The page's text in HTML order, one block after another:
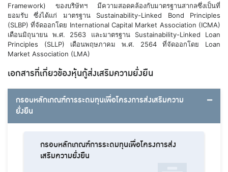
Framework) ของบริษัทฯ มีความสอดคล้องกับมาตรฐานสากลซึ่งเป็นที่
ยอมรับ ซึ่งได้แก่ มาตรฐาน Sustainability-Linked Bond Principles
(SLBP) ที่จัดออกโดย International Capital Market Association (ICMA)
เดือนมิถุนายน พ.ศ. 2563 และมาตรฐาน Sustainability-Linked Loan
Principles (SLLP) เดือนพฤษภาคม พ.ศ. 2564 ที่จัดออกโดย Loan
Market Association (LMA)
เอกสารที่เกี่ยวข้องหุ้นกู้ส่งเสริมความยั่งยืน
กรอบหลักเกณฑ์การระดมทุนเพื่อโครงการส่งเสริมความ
ยั่งยืน
กรอบหลักเกณฑ์การระดมทุนเพื่อโครงการส่ง
เสริมความยั่งยืน